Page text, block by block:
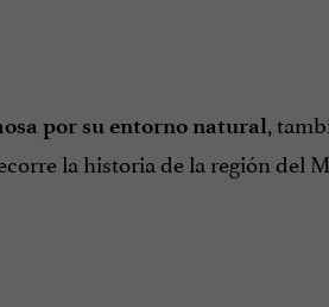
por su entorno natural,
la historia de la región del